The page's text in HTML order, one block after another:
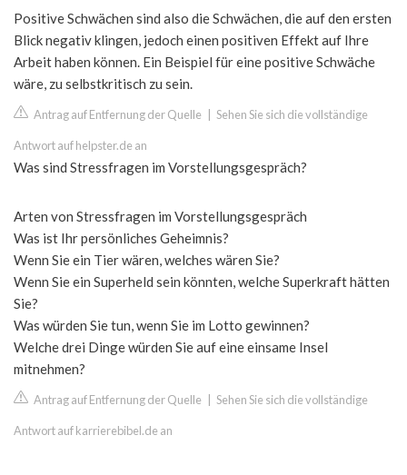
Positive Schwächen sind also die Schwächen, die auf den ersten
Blick negativ klingen, jedoch einen positiven Effekt auf Ihre
Arbeit haben können. Ein Beispiel für eine positive Schwäche
wäre, zu selbstkritisch zu sein.
Antrag auf Entfernung der Quelle Sehen Sie sich die vollständige
Antwort auf helpster.de an
Was sind Stressfragen im Vorstellungsgespräch?
Arten von Stressfragen im Vorstellungsgespräch
Was ist Ihr persönliches Geheimnis?
Wenn Sie ein Tier wären, welches wären Sie?
Wenn Sie ein Superheld sein könnten, welche Superkraft hätten
Sie?
Was würden Sie tun, wenn Sie im Lotto gewinnen?
Welche drei Dinge würden Sie auf eine einsame Insel
mitnehmen?
Antrag auf Entfernung der Quelle Sehen Sie sich die vollständige
Antwort auf karrierebibel.de an